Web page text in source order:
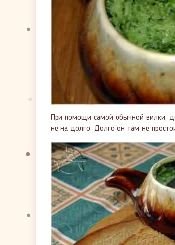
При помощи самой обычной вилки,
не на долго. Долго он там не